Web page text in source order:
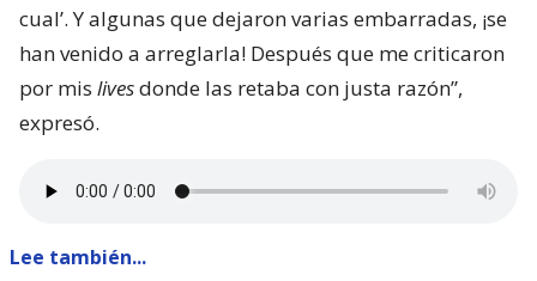
cual’. Y algunas que dejaron varias embarradas, ¡se
han venido a arreglarla! Después que me criticaron
por mis livesdonde las retaba con justa razón”,
expresó.
Lee también...